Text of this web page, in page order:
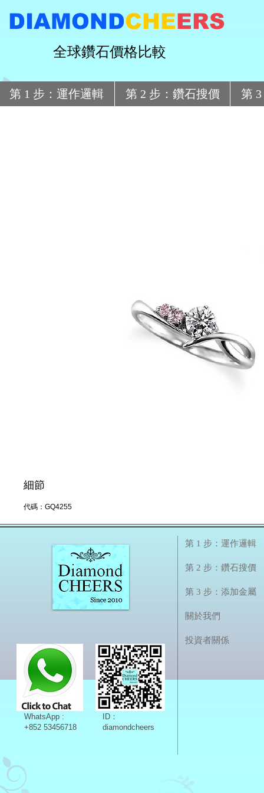
DIAMONDCHEERS
全球鑽石價格比較
第 1 步：運作邏輯 第 2 步：鑽石搜價 第
細節
代碼：GQ4255
WhatsApp :
+852 53456718
ID：
diamondcheers
第 1 步：運作邏輯
第 2 步：鑽石搜價
第 3 步：添加金屬
關於我們
投資者關係